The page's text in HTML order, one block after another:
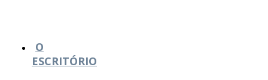
O
ESCRITÓRIO